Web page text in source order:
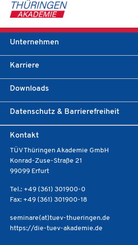
Unternehmen
Karriere
Downloads
Datenschutz & Barrierefreiheit
Kontakt
TÜV Thüringen Akademie GmbH
Konrad-Zuse-Straße 21
99099 Erfurt
Tel.: +49 (361) 301900-0
Fax: +49 (361) 301900-18
seminare(at)tuev-thueringen.de
https://die-tuev-akademie.de